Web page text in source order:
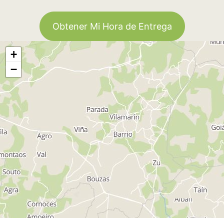
Obtener Mi Hora de Entrega
+
−